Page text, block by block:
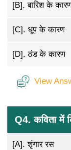
[B].बारिश के
[C]. धूप के कारण
[D].ठंड के कारण
View
Q4. कविता में
[A].शृंगार रस